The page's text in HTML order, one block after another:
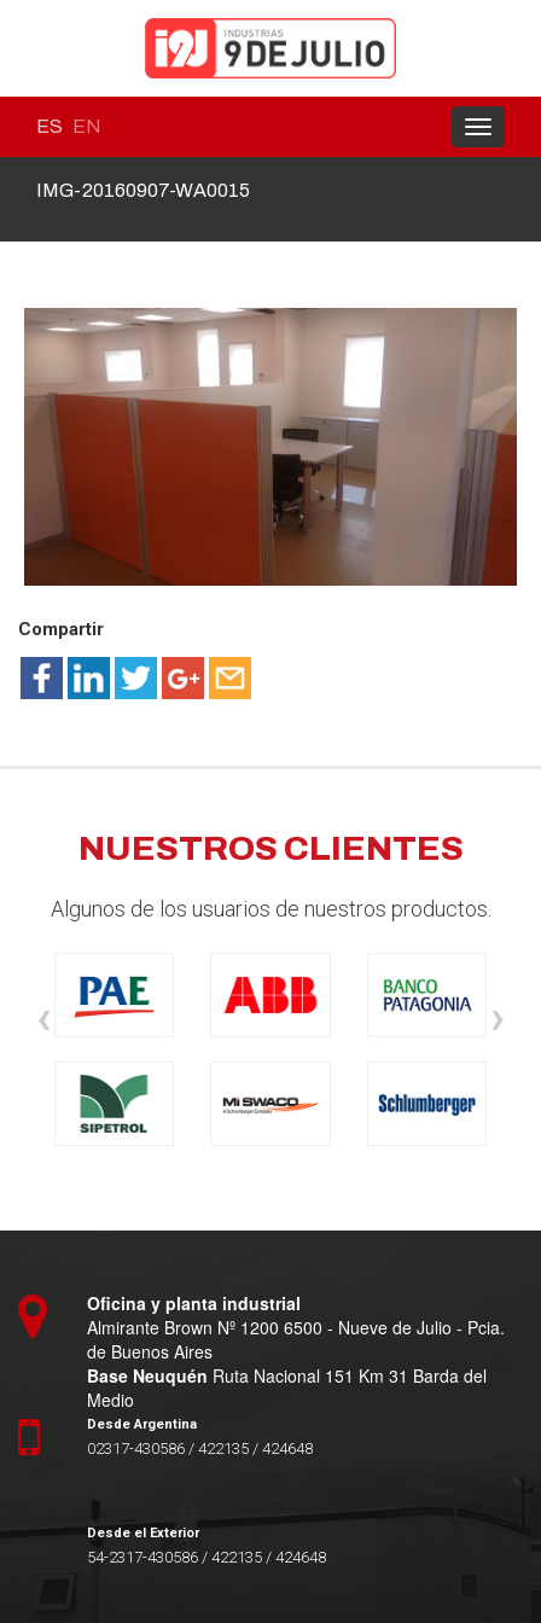
ES EN
Toggle
IMG-20160907-WA0015
Compartir
NUESTROS CLIENTES
Algunos de los usuarios de nuestros productos.
‹ ›
Oficina y planta industrial
Almirante Brown Nº 1200 6500 - Nueve de Julio - Pcia.
de Buenos Aires
Base Neuquén Ruta Nacional 151 Km 31 Barda del
Medio
Desde Argentina
02317-430586 / 422135 / 424648
Desde el Exterior
54-2317-430586 / 422135 / 424648